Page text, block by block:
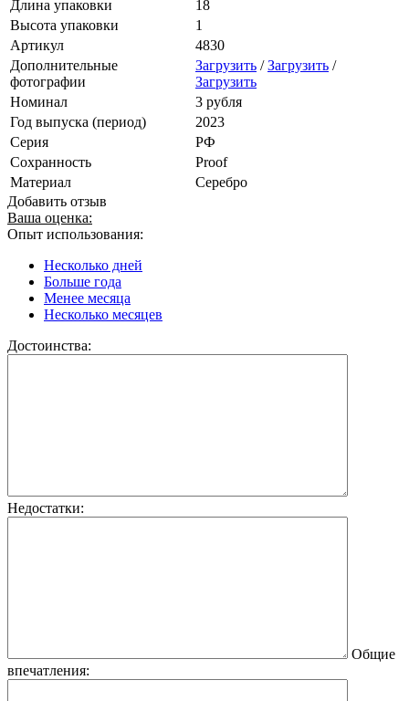
Длина упаковки
18
Высота упаковки
1
Артикул
4830
Дополнительные
фотографии
Загрузить /Загрузить /
Загрузить
Номинал
3 рубля
Год выпуска (период)
2023
Серия
РФ
Сохранность
Proof
Материал
Серебро
Добавить отзыв
Ваша оценка:
Опыт использования:
Несколько дней
Больше года
Менее месяца
Несколько месяцев
Достоинства:
Недостатки:
Общие
впечатления: